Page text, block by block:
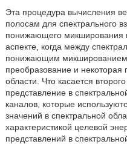
Эта процедура вычисления
полосам для спектрального
понижающего микширования
аспекте, когда между
понижающим микшированием
преобразование и некоторая
области. Что касается
представление в
каналов, которые
значений в спектральной
характеристикой целевой
представлений в